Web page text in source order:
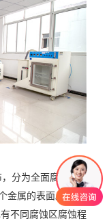
分为全面腐蚀和
金属的表面。全面
不同腐蚀区腐蚀程